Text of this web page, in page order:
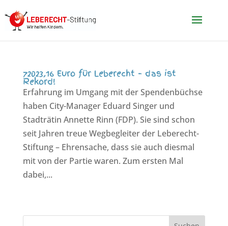
72023,16 Euro für Leberecht – das ist
Rekord!
Erfahrung im Umgang mit der Spendenbüchse
haben City-Manager Eduard Singer und
Stadträtin Annette Rinn (FDP). Sie sind schon
seit Jahren treue Wegbegleiter der Leberecht-
Stiftung – Ehrensache, dass sie auch diesmal
mit von der Partie waren. Zum ersten Mal
dabei,...